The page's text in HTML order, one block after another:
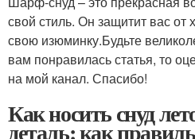
свой стиль. Он защитит вас от
свою изюминку.Будьте
вам понравилась статья, то
на мой канал. Спасибо!
Как носить снуд